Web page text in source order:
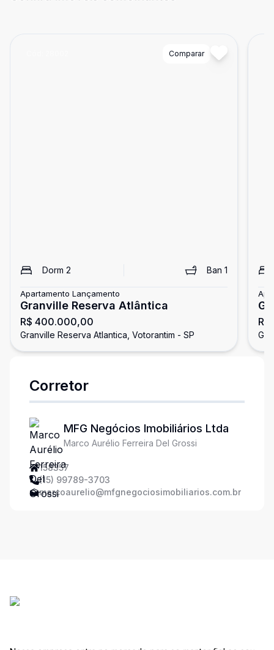
Comparar
Dorm 2 Ban 1
Apartamento Lançamento
Granville Reserva Atlântica
R$ 400.000,00
Granville Reserva Atlantica, Votorantim - SP
Corretor
MFG Negócios Imobiliários Ltda
Marco Aurélio Ferreira Del Grossi
158357
(15) 99789-3703
marcoaurelio@mfgnegociosimobiliarios.com.br